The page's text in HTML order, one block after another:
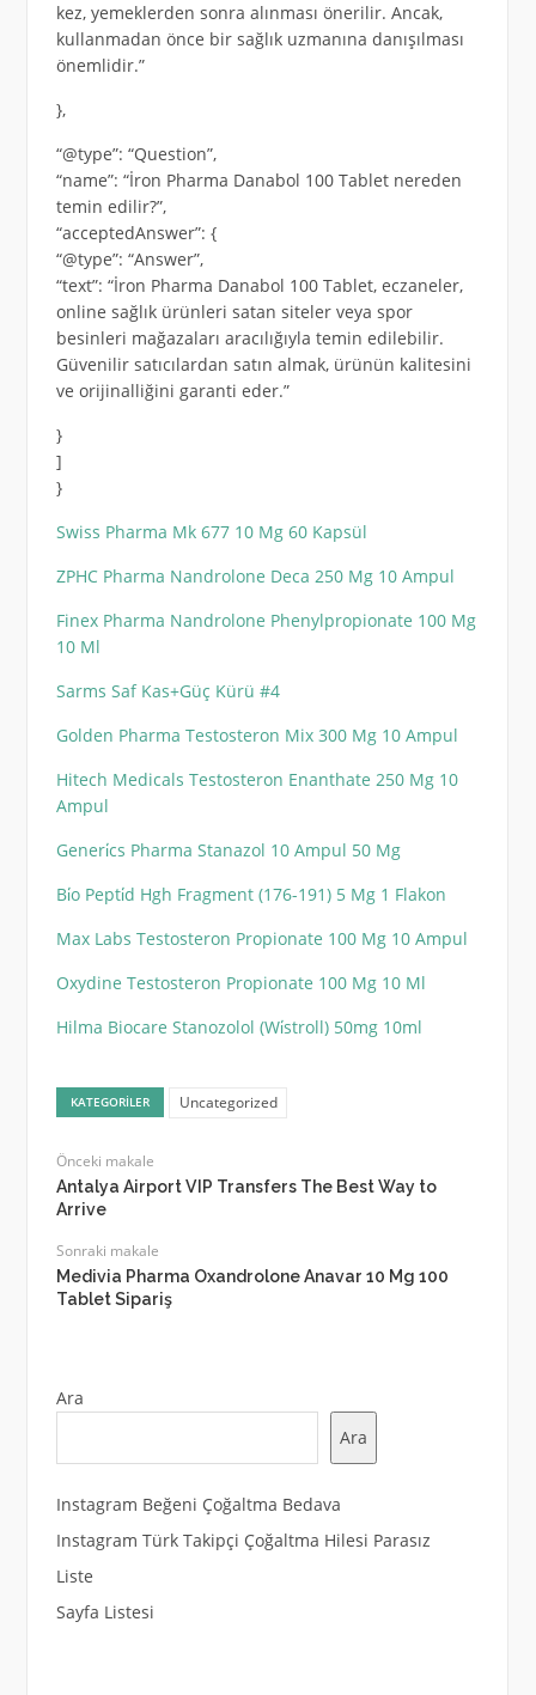
kez, yemeklerden sonra alınması önerilir. Ancak,
kullanmadan önce bir sağlık uzmanına danışılması
önemlidir.”
},
“@type”: “Question”,
“name”: “İron Pharma Danabol 100 Tablet nereden
temin edilir?”,
“acceptedAnswer”: {
“@type”: “Answer”,
“text”: “İron Pharma Danabol 100 Tablet, eczaneler,
online sağlık ürünleri satan siteler veya spor
besinleri mağazaları aracılığıyla temin edilebilir.
Güvenilir satıcılardan satın almak, ürünün kalitesini
ve orijinalliğini garanti eder.”
}
]
}
Swiss Pharma Mk 677 10 Mg 60 Kapsül
ZPHC Pharma Nandrolone Deca 250 Mg 10 Ampul
Finex Pharma Nandrolone Phenylpropionate 100 Mg
10 Ml
Sarms Saf Kas+Güç Kürü #4
Golden Pharma Testosteron Mix 300 Mg 10 Ampul
Hitech Medicals Testosteron Enanthate 250 Mg 10
Ampul
Generi̇cs Pharma Stanazol 10 Ampul 50 Mg
Bi̇o Pepti̇d Hgh Fragment (176-191) 5 Mg 1 Flakon
Max Labs Testosteron Propionate 100 Mg 10 Ampul
Oxydine Testosteron Propionate 100 Mg 10 Ml
Hilma Biocare Stanozolol (Wi̇stroll) 50mg 10ml
KATEGORILER Uncategorized
Önceki makale
Antalya Airport VIP Transfers The Best Way to
Arrive
Sonraki makale
Medivia Pharma Oxandrolone Anavar 10 Mg 100
Tablet Sipariş
Ara
Ara
Instagram Beğeni Çoğaltma Bedava
Instagram Türk Takipçi Çoğaltma Hilesi Parasız
Liste
Sayfa Listesi